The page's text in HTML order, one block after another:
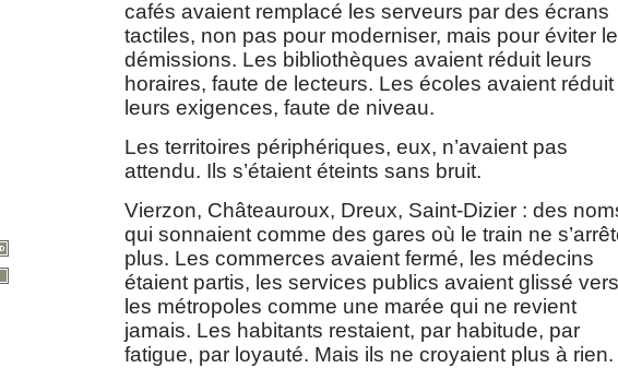
cafés avaient remplacé les serveurs par des écrans
tactiles, non pas pour moderniser, mais pour éviter
démissions. Les bibliothèques avaient réduit leurs
horaires, faute de lecteurs. Les écoles avaient réduit
leurs exigences, faute de niveau.
Les territoires périphériques, eux, n’avaient pas
attendu. Ils s’étaient éteints sans bruit.
Vierzon, Châteauroux, Dreux, Saint-Dizier : des
qui sonnaient comme des gares où le train ne
plus. Les commerces avaient fermé, les médecins
étaient partis, les services publics avaient glissé vers
les métropoles comme une marée qui ne revient
jamais. Les habitants restaient, par habitude, par
fatigue, par loyauté. Mais ils ne croyaient plus à rien.